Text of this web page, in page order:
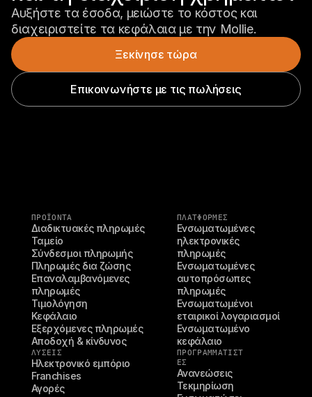
Αυξήστε τα έσοδα, μειώστε το κόστος και
διαχειριστείτε τα κεφάλαια με την Mollie.
Ξεκίνησε τώρα
Επικοινωνήστε με τις πωλήσεις
ΠΡΟΪΌΝΤΑ
Διαδικτυακές πληρωμές
Ταμείο
Σύνδεσμοι πληρωμής
Πληρωμές δια ζώσης
Επαναλαμβανόμενες
πληρωμές
Τιμολόγηση
Κεφάλαιο
Εξερχόμενες πληρωμές
Αποδοχή & κίνδυνος
ΛΥΣΕΙΣ
Ηλεκτρονικό εμπόριο
Franchises
Αγορές
ΠΛΑΤΦΟΡΜΕΣ
Ενσωματωμένες
ηλεκτρονικές
πληρωμές
Ενσωματωμένες
αυτοπρόσωπες
πληρωμές
Ενσωματωμένοι
εταιρικοί λογαριασμοί
Ενσωματωμένο
κεφάλαιο
ΠΡΟΓΡΑΜΜΑΤΙΣΤ
ΈΣ
Ανανεώσεις
Τεκμηρίωση